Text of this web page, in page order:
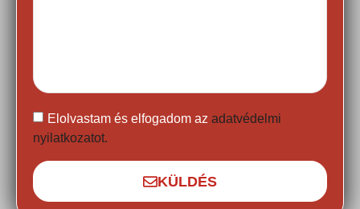
Elolvastam és elfogadom az adatvédelmi
nyilatkozatot.
KÜLDÉS